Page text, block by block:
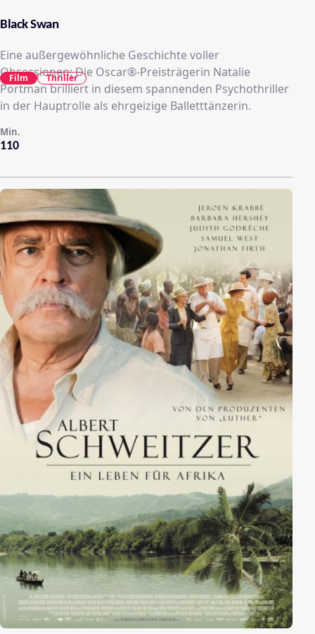
Black Swan
Eine außergewöhnliche Geschichte voller
Obsessionen: Die Oscar®-Preisträgerin Natalie
Portman brilliert in diesem spannenden Psychothriller
in der Hauptrolle als ehrgeizige Balletttänzerin.
110
Min.
Film Thriller